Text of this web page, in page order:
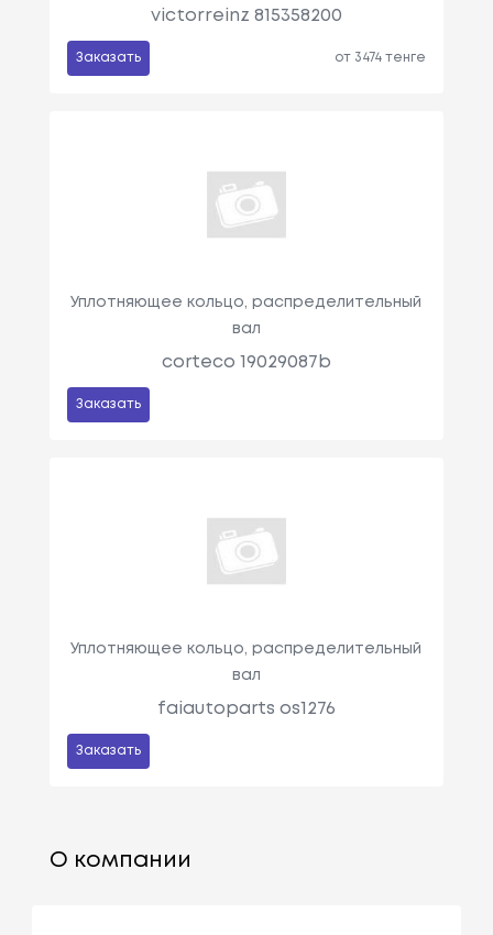
victorreinz 815358200
Заказать от 3474 тенге
Уплотняющее кольцо, распределительный
вал
corteco 19029087b
Заказать
Уплотняющее кольцо, распределительный
вал
faiautoparts os1276
Заказать
О компании